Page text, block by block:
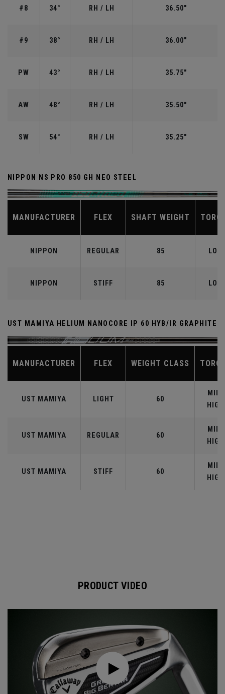
#8 34° RH / LH 36.50"
#9 38° RH / LH 36.00"
PW 43° RH / LH 35.75"
AW 48° RH / LH 35.50"
SW 54° RH / LH 35.25"
NIPPON NS PRO 850 GH NEO STEEL
MANUFACTURER FLEX SHAFT WEIGHT
NIPPON REGULAR 85 LOW
NIPPON STIFF 85 LOW
UST MAMIYA HELIUM NANOCORE IP 60 HYB/IR GRAPHITE
MANUFACTURER FLEX WEIGHT CLASS
UST MAMIYA LIGHT 60
MID-
HIGH
UST MAMIYA REGULAR 60
MID-
HIGH
UST MAMIYA STIFF 60
MID-
HIGH
PRODUCT VIDEO